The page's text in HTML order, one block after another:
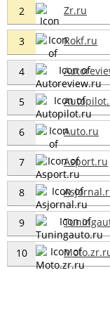
2 Zr.ru
3 Rokf.ru
4
5
6 Auto.ru
7 Asport.ru
8
9
10